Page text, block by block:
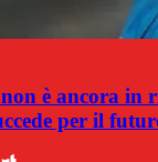
è ancora in
per il